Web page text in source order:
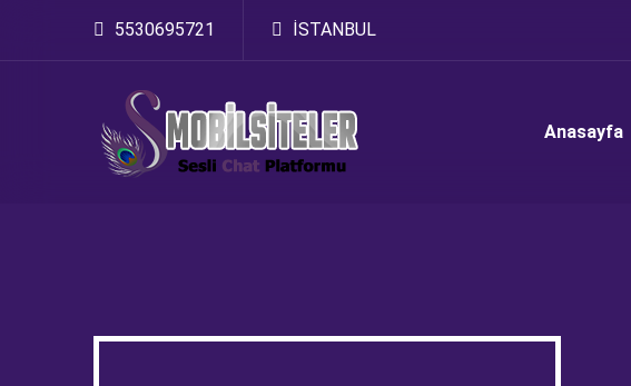
5530695721 İSTANBUL
Anasayfa